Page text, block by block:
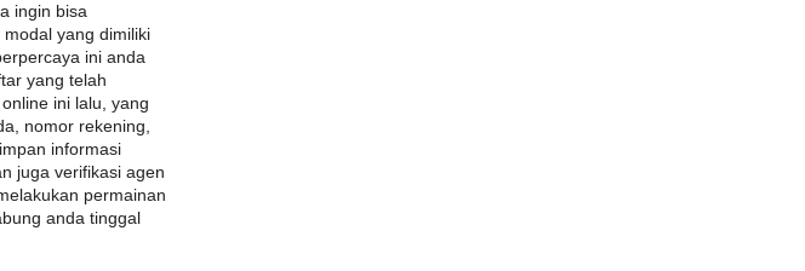
ingin bisa
yang dimiliki
ini anda
yang telah
ini lalu, yang
nomor rekening,
informasi
juga verifikasi agen
permainan
anda tinggal